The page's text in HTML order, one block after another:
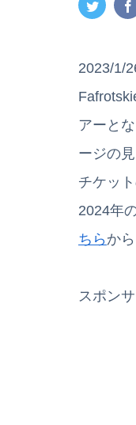
2023/1/
アーと
ージの
チケッ
2024年
ちら か
スポン